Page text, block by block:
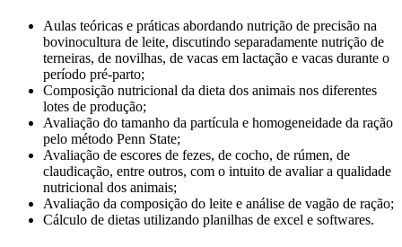
Aulas teóricas e práticas abordando nutrição de precisão na
bovinocultura de leite, discutindo separadamente nutrição de
terneiras, de novilhas, de vacas em lactação e vacas durante o
período pré-parto;
Composição nutricional da dieta dos animais nos diferentes
lotes de produção;
Avaliação do tamanho da partícula e homogeneidade da ração
pelo método Penn State;
Avaliação de escores de fezes, de cocho, de rúmen, de
claudicação, entre outros, com o intuito de avaliar a qualidade
nutricional dos animais;
Avaliação da composição do leite e análise de vagão de ração;
Cálculo de dietas utilizando planilhas de excel e softwares.